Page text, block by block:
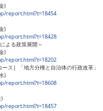
)
report.html?t=18454
)
report.html?t=18428
よる政策展開～
)
report.html?t=18202
ス］「地方分権と自治体の行政改革」
)
report.html?t=18608
)
report.html?t=18457